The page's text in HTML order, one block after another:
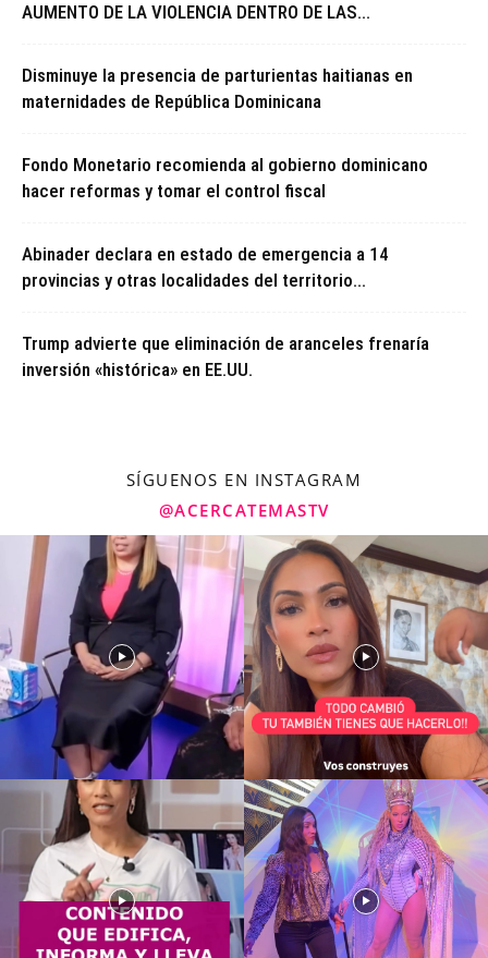
AUMENTO DE LA VIOLENCIA DENTRO DE LAS...
Disminuye la presencia de parturientas haitianas en
maternidades de República Dominicana
Fondo Monetario recomienda al gobierno dominicano
hacer reformas y tomar el control fiscal
Abinader declara en estado de emergencia a 14
provincias y otras localidades del territorio...
Trump advierte que eliminación de aranceles frenaría
inversión «histórica» en EE.UU.
SÍGUENOS EN INSTAGRAM
@ACERCATEMASTV